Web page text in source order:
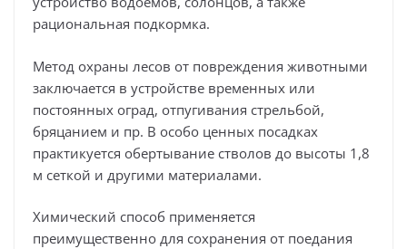
рациональная подкормка.
Метод охраны лесов от повреждения животными
заключается в устройстве временных или
постоянных оград, отпугивания стрельбой,
бряцанием и пр. В особо ценных посадках
практикуется обертывание стволов до высоты 1,8
м сеткой и другими материалами.
Химический способ применяется
преимущественно для сохранения от поедания